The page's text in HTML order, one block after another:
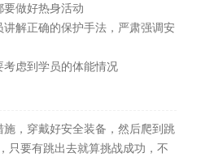
做好热身活动
解正确的保护手法，严肃强调安
虑到学员的体能情况
，穿戴好安全装备，然后爬到跳
只要有跳出去就算挑战成功，不